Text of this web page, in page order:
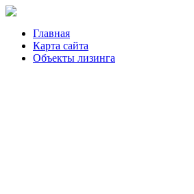
Главная
Карта сайта
Объекты лизинга